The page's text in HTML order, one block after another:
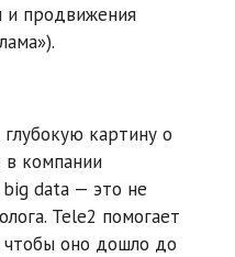
и продвижения
картину о
компании
data — это не
Tele2 помогает
чтобы оно дошло до